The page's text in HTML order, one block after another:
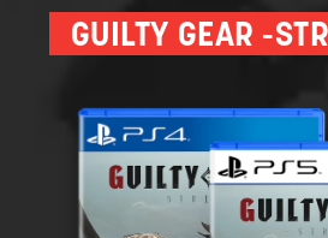
GUILTY GEAR -